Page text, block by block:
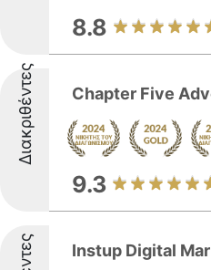
8.8
Διακριθέντες Chapter Five
9.3
Instup Digital